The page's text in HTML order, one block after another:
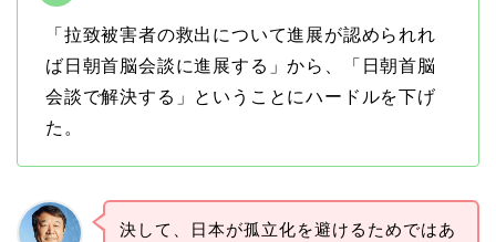
「拉致被害者の救出について進展が認められれ
ば日朝首脳会談に進展する」から、「日朝首脳
会談で解決する」ということにハードルを下げ
た。
決して、日本が孤立化を避けるためではあ